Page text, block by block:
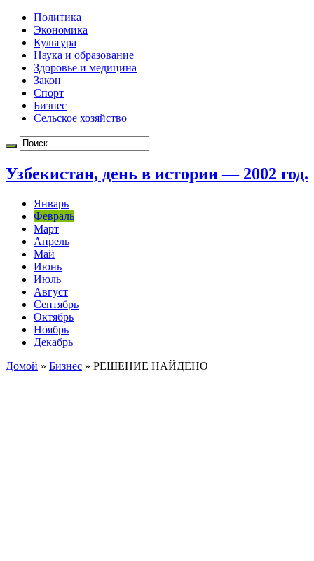
Политика
Экономика
Культура
Наука и образование
Здоровье и медицина
Закон
Спорт
Бизнес
Сельское хозяйство
Узбекистан, день в истории — 2002 год.
Январь
Февраль
Март
Апрель
Май
Июнь
Июль
Август
Сентябрь
Октябрь
Ноябрь
Декабрь
Домой » Бизнес » РЕШЕНИЕ НАЙДЕНО